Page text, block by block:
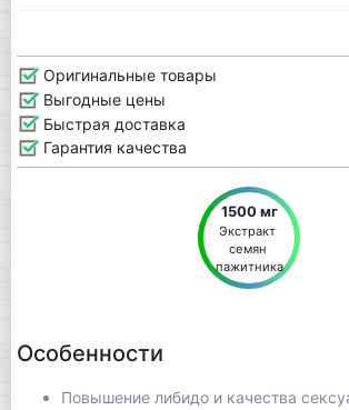
Оригинальные товары
Выгодные цены
Быстрая доставка
Гарантия качества
1500 мг
Экстракт
семян
пажитника
Особенности
Повышение либидо и качества